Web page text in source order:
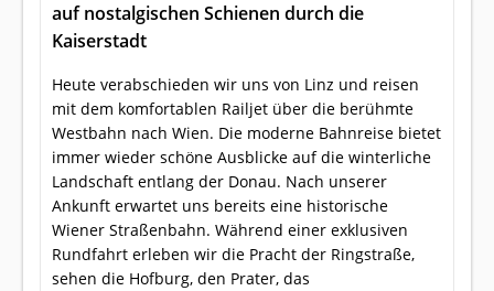
auf nostalgischen Schienen durch die
Kaiserstadt
Heute verabschieden wir uns von Linz und reisen
mit dem komfortablen Railjet über die berühmte
Westbahn nach Wien. Die moderne Bahnreise bietet
immer wieder schöne Ausblicke auf die winterliche
Landschaft entlang der Donau. Nach unserer
Ankunft erwartet uns bereits eine historische
Wiener Straßenbahn. Während einer exklusiven
Rundfahrt erleben wir die Pracht der Ringstraße,
sehen die Hofburg, den Prater, das